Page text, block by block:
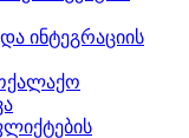
ინტეგრაციის